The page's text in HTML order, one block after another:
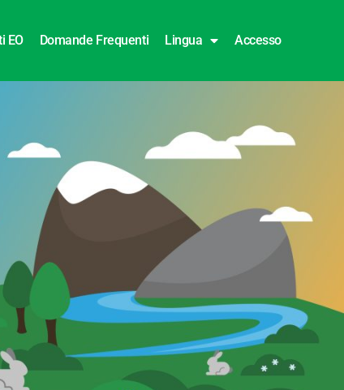
EO Domande Frequenti Lingua Accesso